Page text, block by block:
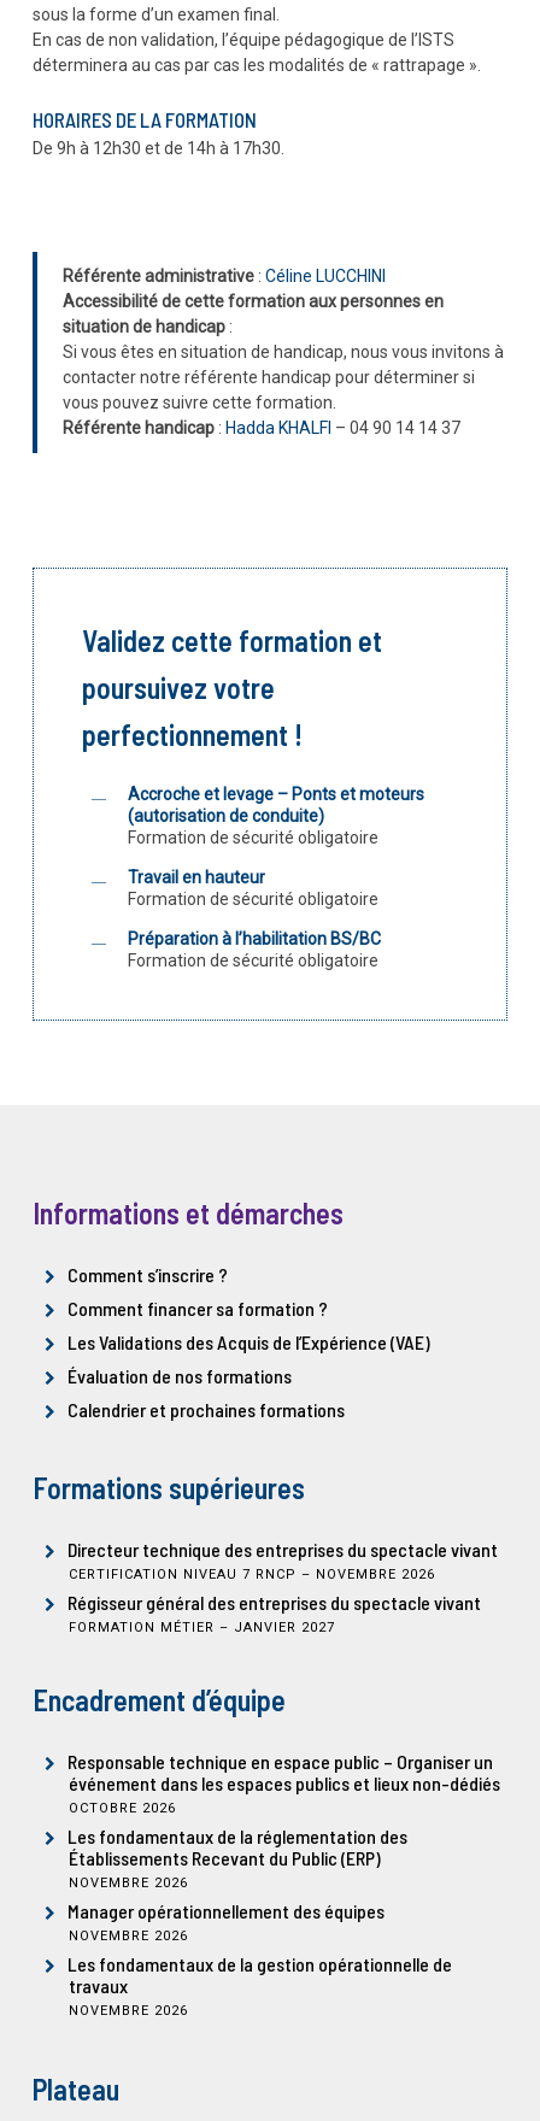
sous la forme d’un examen final.
En cas de non validation, l’équipe pédagogique de l’ISTS
déterminera au cas par cas les modalités de « rattrapage ».
HORAIRES DE LA FORMATION
De 9h à 12h30 et de 14h à 17h30.
Référente administrative :Céline LUCCHINI
Accessibilité de cette formation aux personnes en
situation de handicap :
Si vous êtes en situation de handicap, nous vous invitons à
contacter notre référente handicap pour déterminer si
vous pouvez suivre cette formation.
Référente handicap :Hadda KHALFI – 04 90 14 14 37
Validez cette formation et
poursuivez votre
perfectionnement !
Accroche et levage – Ponts et moteurs
(autorisation de conduite)
Formation de sécurité obligatoire
Travail en hauteur
Formation de sécurité obligatoire
Préparation à l’habilitation BS/BC
Formation de sécurité obligatoire
Informations et démarches
Comment s’inscrire ?
Comment financer sa formation ?
Les Validations des Acquis de l’Expérience (VAE)
Évaluation de nos formations
Calendrier et prochaines formations
Formations supérieures
Directeur technique des entreprises du spectacle vivant
CERTIFICATION NIVEAU 7 RNCP – NOVEMBRE 2026
Régisseur général des entreprises du spectacle vivant
FORMATION MÉTIER – JANVIER 2027
Encadrement d’équipe
Responsable technique en espace public – Organiser un
événement dans les espaces publics et lieux non-dédiés
OCTOBRE 2026
Les fondamentaux de la réglementation des
Établissements Recevant du Public (ERP)
NOVEMBRE 2026
Manager opérationnellement des équipes
NOVEMBRE 2026
Les fondamentaux de la gestion opérationnelle de
travaux
NOVEMBRE 2026
Plateau